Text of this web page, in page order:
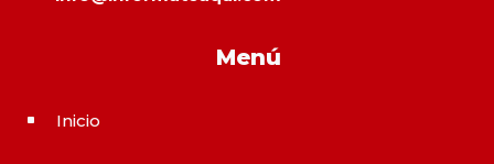
Menú
^ Inicio